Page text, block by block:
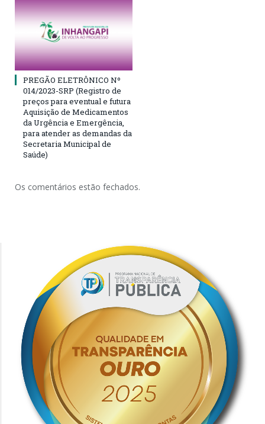
PREGÃO ELETRÔNICO Nº
014/2023-SRP (Registro de
preços para eventual e futura
Aquisição de Medicamentos
da Urgência e Emergência,
para atender as demandas da
Secretaria Municipal de
Saúde)
Os comentários estão fechados.